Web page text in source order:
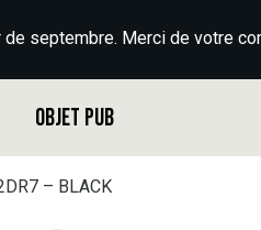
septembre. Merci de votre
Objet Pub
– BLACK